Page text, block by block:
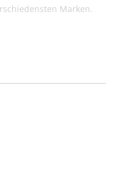
Marken.